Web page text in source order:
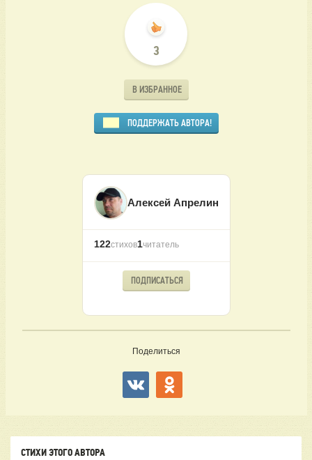
3
В ИЗБРАННОЕ
ПОДДЕРЖАТЬ АВТОРА!
Алексей Апрелин
122стихов1читатель
ПОДПИСАТЬСЯ
Поделиться
СТИХИ ЭТОГО АВТОРА